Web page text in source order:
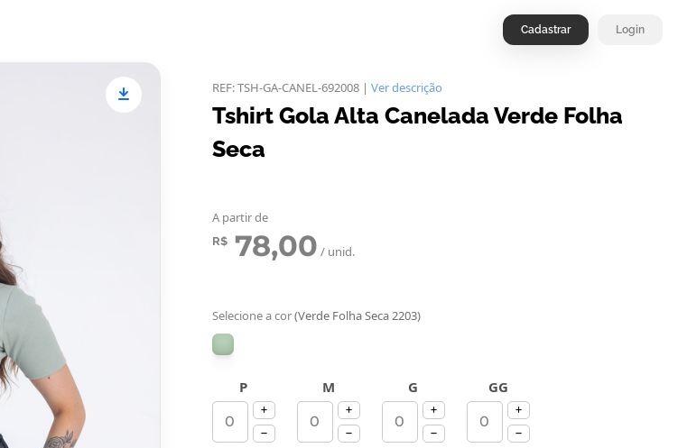
Cadastrar Login
REF: TSH-GA-CANEL-692008 | Ver descrição
Tshirt Gola Alta Canelada Verde Folha
Seca
A partir de
R$ 78,00 / unid.
Selecione a cor(Verde Folha Seca 2203)
P M G GG